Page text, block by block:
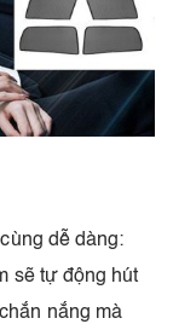
dễ dàng:
sẽ tự động hút
nắng mà